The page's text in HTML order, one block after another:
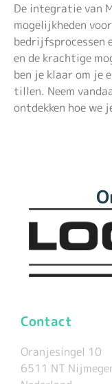
De integratie van
mogelijkheden
bedrijfsprocessen
en de krachtige
ben je klaar om je
tillen. Neem
ontdekken hoe we
Contact
Oranjesingel 10
6511 NT